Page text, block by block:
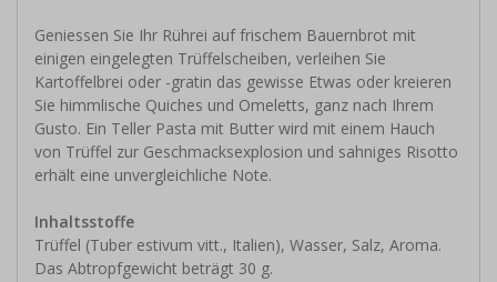
Geniessen Sie Ihr Rührei auf frischem Bauernbrot mit
einigen eingelegten Trüffelscheiben, verleihen Sie
Kartoffelbrei oder -gratin das gewisse Etwas oder kreieren
Sie himmlische Quiches und Omeletts, ganz nach Ihrem
Gusto. Ein Teller Pasta mit Butter wird mit einem Hauch
von Trüffel zur Geschmacksexplosion und sahniges Risotto
erhält eine unvergleichliche Note.
Inhaltsstoffe
Trüffel (Tuber estivum vitt., Italien), Wasser, Salz, Aroma.
Das Abtropfgewicht beträgt 30 g.